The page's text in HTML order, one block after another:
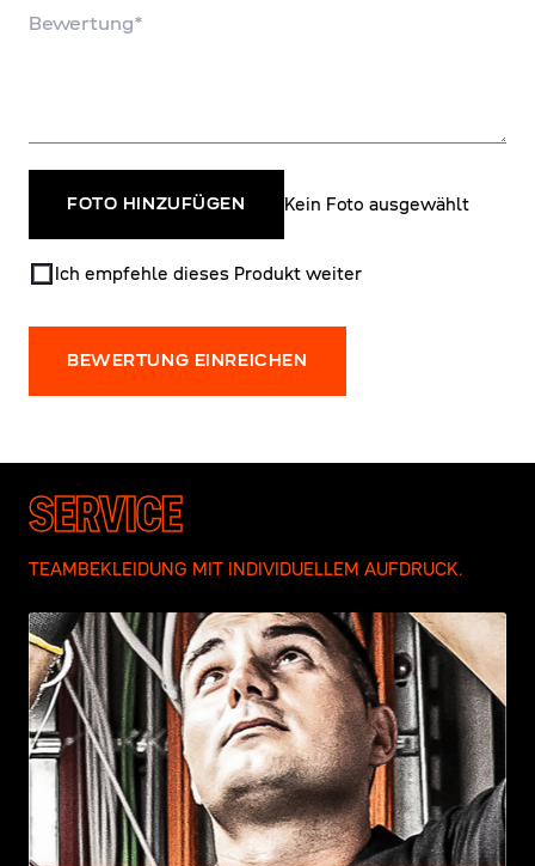
FOTO HINZUFÜGEN Kein Foto ausgewählt
Ich empfehle dieses Produkt weiter
BEWERTUNG EINREICHEN
SERVICE
TEAMBEKLEIDUNG MIT INDIVIDUELLEM AUFDRUCK.